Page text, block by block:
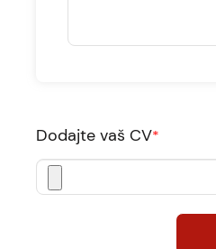
Dodajte vaš CV*